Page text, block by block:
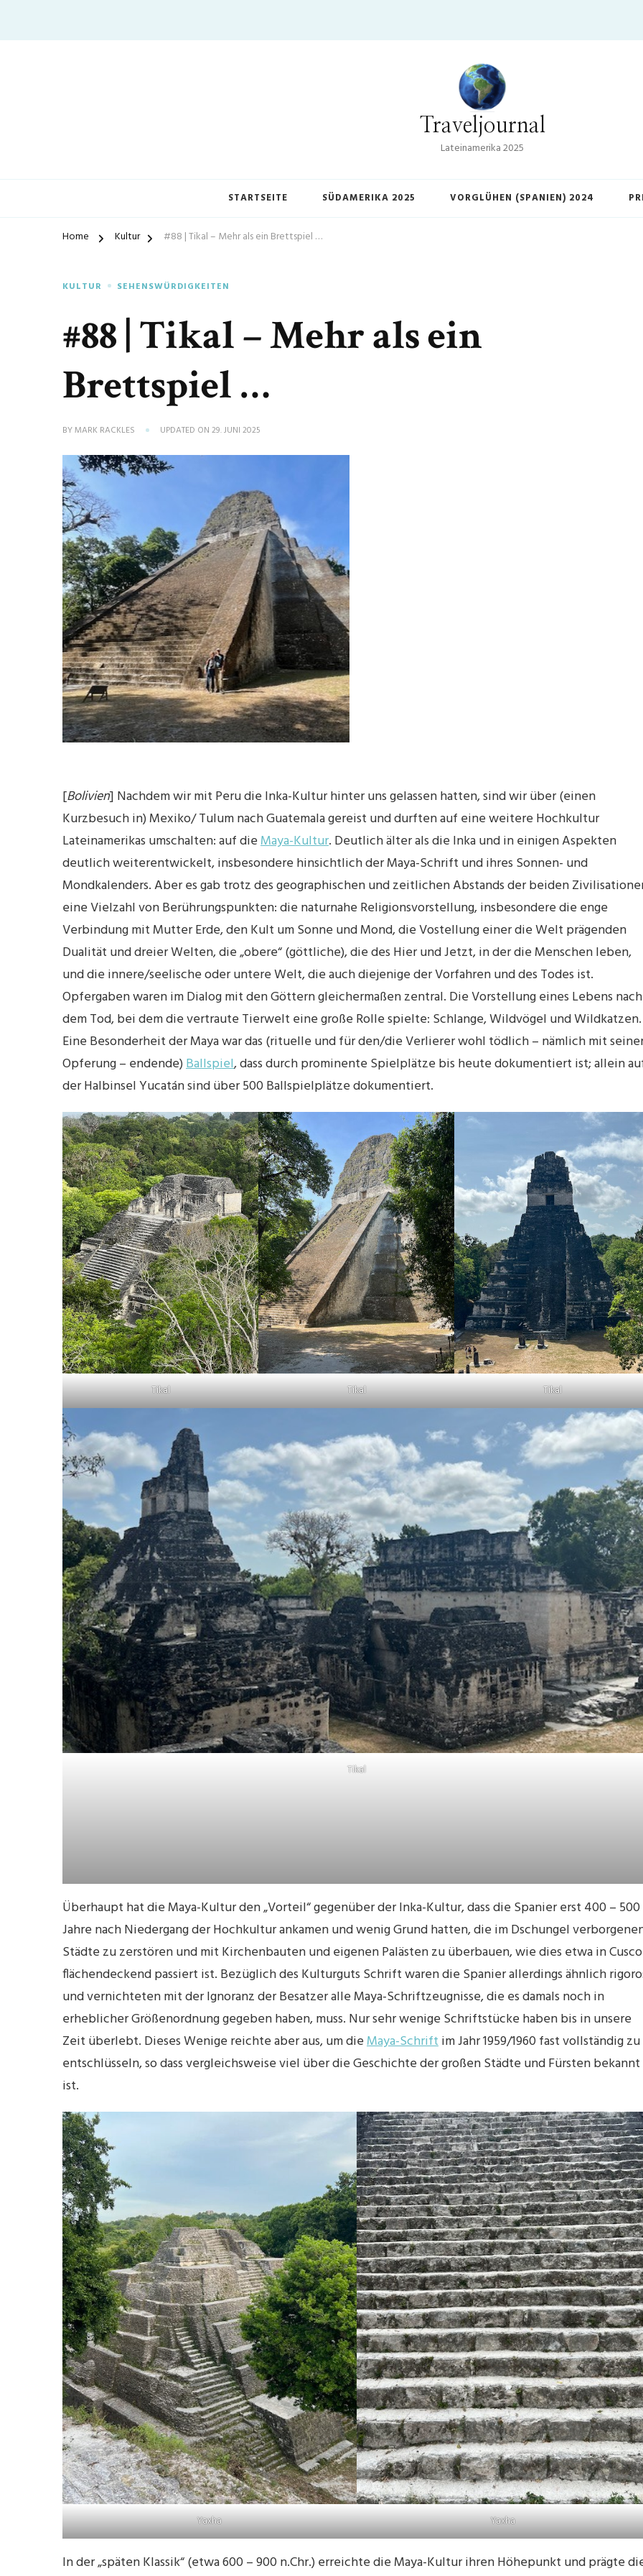
Traveljournal
Lateinamerika 2025
STARTSEITE SÜDAMERIKA 2025 VORGLÜHEN (SPANIEN) 2024
Home Kultur #88 | Tikal – Mehr als ein Brettspiel …
KULTUR SEHENSWÜRDIGKEITEN
#88 | Tikal – Mehr als ein
Brettspiel …
BYMARK RACKLES UPDATED ON 29. JUNI 2025
[Bolivien] Nachdem wir mit Peru die Inka-Kultur hinter uns gelassen hatten, sind wir über (einen
Kurzbesuch in) Mexiko/ Tulum nach Guatemala gereist und durften auf eine weitere Hochkultur
Lateinamerikas umschalten: auf dieMaya-Kultur. Deutlich älter als die Inka und in einigen Aspekten
deutlich weiterentwickelt, insbesondere hinsichtlich der Maya-Schrift und ihres Sonnen- und
Mondkalenders. Aber es gab trotz des geographischen und zeitlichen Abstands der beiden
eine Vielzahl von Berührungspunkten: die naturnahe Religionsvorstellung, insbesondere die enge
Verbindung mit Mutter Erde, den Kult um Sonne und Mond, die Vostellung einer die Welt prägenden
Dualität und dreier Welten, die „obere“ (göttliche), die des Hier und Jetzt, in der die Menschen leben,
und die innere/seelische oder untere Welt, die auch diejenige der Vorfahren und des Todes ist.
Opfergaben waren im Dialog mit den Göttern gleichermaßen zentral. Die Vorstellung eines Lebens nach
dem Tod, bei dem die vertraute Tierwelt eine große Rolle spielte: Schlange, Wildvögel und Wildkatzen.
Eine Besonderheit der Maya war das (rituelle und für den/die Verlierer wohl tödlich – nämlich mit
Opferung – endende)Ballspiel, dass durch prominente Spielplätze bis heute dokumentiert ist; allein
der Halbinsel Yucatán sind über 500 Ballspielplätze dokumentiert.
Tikal Tikal Tikal
Tikal
Überhaupt hat die Maya-Kultur den „Vorteil“ gegenüber der Inka-Kultur, dass die Spanier erst 400 – 500
Jahre nach Niedergang der Hochkultur ankamen und wenig Grund hatten, die im Dschungel
Städte zu zerstören und mit Kirchenbauten und eigenen Palästen zu überbauen, wie dies etwa in Cusco
flächendeckend passiert ist. Bezüglich des Kulturguts Schrift waren die Spanier allerdings ähnlich
und vernichteten mit der Ignoranz der Besatzer alle Maya-Schriftzeugnisse, die es damals noch in
erheblicher Größenordnung gegeben haben, muss. Nur sehr wenige Schriftstücke haben bis in unsere
Zeit überlebt. Dieses Wenige reichte aber aus, um dieMaya-Schriftim Jahr 1959/1960 fast vollständig zu
entschlüsseln, so dass vergleichsweise viel über die Geschichte der großen Städte und Fürsten bekannt
ist.
Yaxha Yaxha
In der „späten Klassik“ (etwa 600 – 900 n.Chr.) erreichte die Maya-Kultur ihren Höhepunkt und prägte